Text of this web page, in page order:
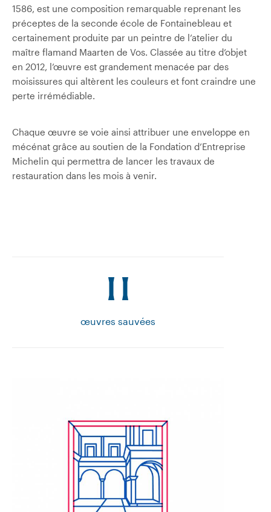
1586, est une composition remarquable reprenant les
préceptes de la seconde école de Fontainebleau et
certainement produite par un peintre de l’atelier du
maître flamand Maarten de Vos. Classée au titre d’objet
en 2012, l’œuvre est grandement menacée par des
moisissures qui altèrent les couleurs et font craindre une
perte irrémédiable.
Chaque œuvre se voie ainsi attribuer une enveloppe en
mécénat grâce au soutien de la Fondation d’Entreprise
Michelin qui permettra de lancer les travaux de
restauration dans les mois à venir.
11
œuvres sauvées